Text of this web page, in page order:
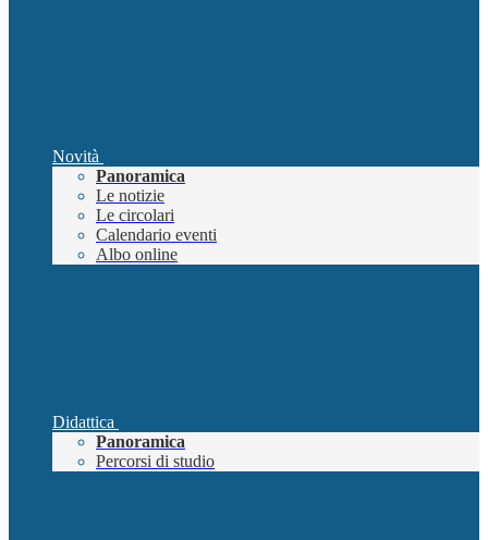
Novità
Panoramica
Le notizie
Le circolari
Calendario eventi
Albo online
Didattica
Panoramica
Percorsi di studio